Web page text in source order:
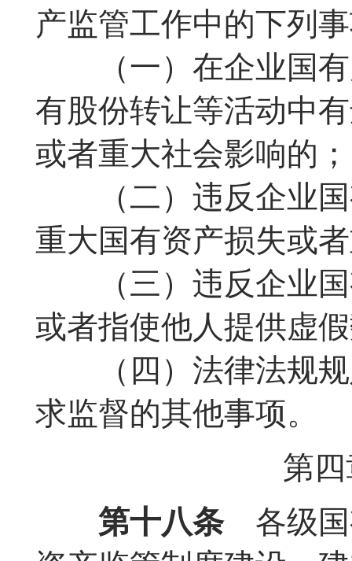
产监管工作中的下列
（一）在企业国有
有股份转让等活动中
或者重大社会影响的；
（二）违反企业国
重大国有资产损失或
（三）违反企业国
或者指使他人提供虚
（四）法律法规规
求监督的其他事项。
第
第十八条各级国